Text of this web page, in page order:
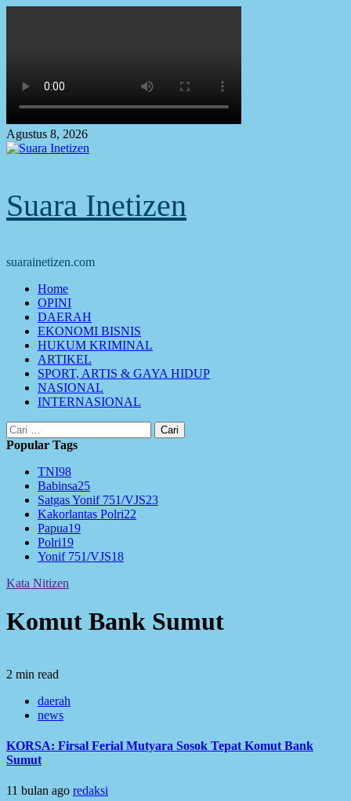
Agustus 8, 2026
Suara Inetizen
suarainetizen.com
Primary
Menu
Home
OPINI
DAERAH
EKONOMI BISNIS
HUKUM KRIMINAL
ARTIKEL
SPORT, ARTIS & GAYA HIDUP
NASIONAL
INTERNASIONAL
Cari
untuk:
Popular Tags
TNI98
Babinsa25
Satgas Yonif 751/VJS23
Kakorlantas Polri22
Papua19
Polri19
Yonif 751/VJS18
Kata Nitizen
Komut Bank Sumut
2 min read
daerah
news
KORSA: Firsal Ferial Mutyara Sosok Tepat Komut Bank
Sumut
11 bulan ago redaksi